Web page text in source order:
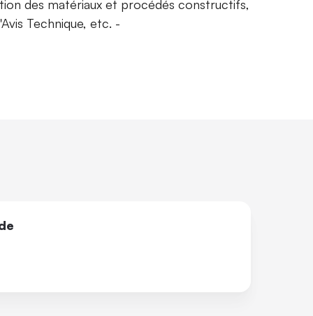
des matériaux et procédés constructifs,
Technique, etc. -